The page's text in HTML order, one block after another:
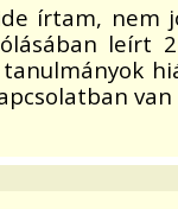
írtam, nem
leírt